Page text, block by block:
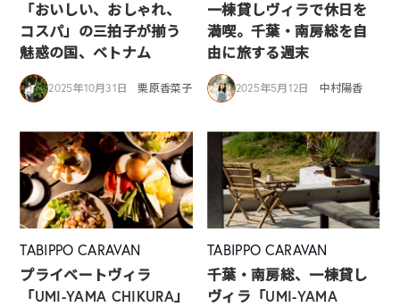
「おいしい、おしゃれ、
コスパ」の三拍子が揃う
魅惑の国、ベトナム
2025年10月31日 栗原香菜子
一棟貸しヴィラで休日を
満喫。千葉・南房総を自
由に旅する週末
2025年5月12日 中村陽香
TABIPPO CARAVAN
プライベートヴィラ
「UMI-YAMA CHIKURA」
TABIPPO CARAVAN
千葉・南房総、一棟貸し
ヴィラ「UMI-YAMA